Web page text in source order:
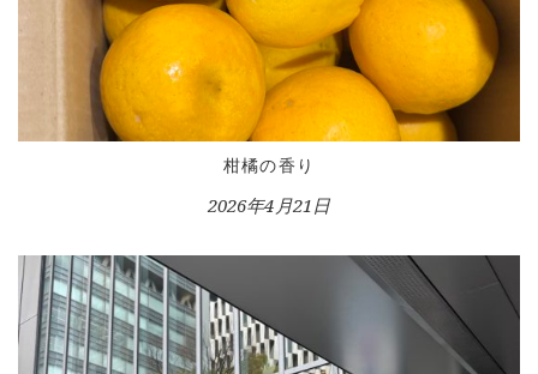
VOICE GALLERY
WORKS
BLOG
柑橘の香り
2026年4月21日